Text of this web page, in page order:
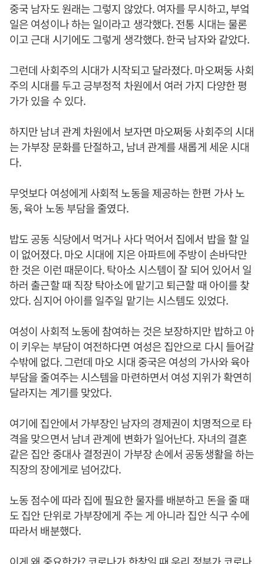
중국 남자도 원래는 그렇지 않았다. 여자를 무시하고, 부엌
일은 여성이나 하는 일이라고 생각했다. 전통 시대는 물론
이고 근대 시기에도 그렇게 생각했다. 한국 남자와 같았다.
그런데 사회주의 시대가 시작되고 달라졌다. 마오쩌둥 사회
주의 시대를 두고 긍부정적 차원에서 여러 가지 다양한 평
가가 있을 수 있다.
하지만 남녀 관계 차원에서 보자면 마오쩌둥 사회주의 시대
는 가부장 문화를 단절하고, 남녀 관계를 새롭게 세운 시대
다.
무엇보다 여성에게 사회적 노동을 제공하는 한편 가사 노
동, 육아 노동 부담을 줄였다.
밥도 공동 식당에서 먹거나 사다 먹어서 집에서 밥을 할 일
이 없어졌다. 마오 시대에 지은 아파트에 주방이 손바닥만
한 것은 이런 때문이다. 탁아소 시스템이 잘 되어 있어서 일
하러 출근할 때 직장 탁아소에 맡기고 퇴근할 때 아이를 찾
았다. 심지어 아이를 일주일 맡기는 시스템도 있었다.
여성이 사회적 노동에 참여하는 것은 보장하지만 밥하고 아
이 키우는 부담이 여전하다면 여성은 집안으로 다시 들어갈
수밖에 없다. 그런데 마오 시대 중국은 여성의 가사와 육아
부담을 줄여주는 시스템을 마련하면서 여성 지위가 확연히
달라지는 계기를 맞았다.
여기에 집안에서 가부장인 남자의 경제권이 치명적으로 타
격을 맞으면서 남녀 관계에 변화가 일어난다. 자녀의 결혼
같은 집안 중대사 결정권이 가부장 손에서 공동생활을 하는
직장의 장에게로 넘어갔다.
노동 점수에 따라 집에 필요한 물자를 배분하고 돈을 줄 때
도 집안 단위로 가부장에게 주는 게 아니라 집안 식구 수에
따라서 배분했다.